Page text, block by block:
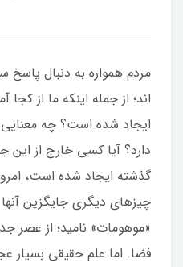
مردم همواره به دنبال
اند؛ از جمله اینکه ما از
ایجاد شده است؟ چه
دارد؟ آیا کسی خارج از این
گذشته ایجاد شده است،
چیزهای دیگری جایگزین
«موهومات» نامید؛ از عصر
فضا. اما علم حقیقی بسیار